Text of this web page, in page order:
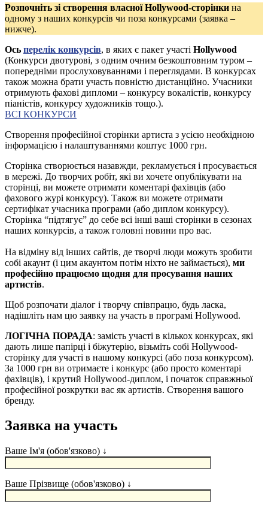
Розпочніть зі створення власної Hollywood-сторінки на
одному з наших конкурсів чи поза конкурсами (заявка –
нижче).
Ось перелік конкурсів, в яких є пакет участі Hollywood
(Конкурси двотурові, з одним очним безкоштовним туром –
попередніми прослуховуваннями і переглядами. В конкурсах
також можна брати участь повністю дистанційно. Учасники
отримують фахові дипломи – конкурсу вокалістів, конкурсу
піаністів, конкурсу художників тощо.).
ВСІ КОНКУРСИ
Створення професійної сторінки артиста з усією необхідною
інформацією і налаштуваннями коштує 1000 грн.
Сторінка створюється назавжди, рекламується і просувається
в мережі. До творчих робіт, які ви хочете опублікувати на
сторінці, ви можете отримати коментарі фахівців (або
фахового журі конкурсу). Також ви можете отримати
сертифікат учасника програми (або диплом конкурсу).
Сторінка “підтягує” до себе всі інші ваші сторінки в сезонах
наших конкурсів, а також головні новини про вас.
На відміну від інших сайтів, де творчі люди можуть зробити
собі акаунт (і цим акаунтом потім ніхто не займається), ми
професійно працюємо щодня для просування наших
артистів.
Щоб розпочати діалог і творчу співпрацю, будь ласка,
надішліть нам цю заявку на участь в програмі Hollywood.
ЛОГІЧНА ПОРАДА: замість участі в кількох конкурсах, які
дають лише папірці і біжутерію, візьміть собі Hollywood-
сторінку для участі в нашому конкурсі (або поза конкурсом).
За 1000 грн ви отримаєте і конкурс (або просто коментарі
фахівців), і крутий Hollywood-диплом, і початок справжньої
професійної розкрутки вас як артистів. Створення вашого
бренду.
Заявка на участь
Ваше Ім'я (обов'язково) ↓
Ваше Прізвище (обов'язково) ↓